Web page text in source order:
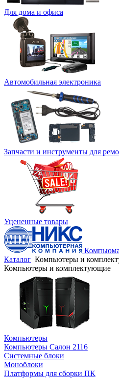
Для дома и офиса
Автомобильная электроника
Запчасти и инструменты для
Уцененные товары
Каталог Компьютеры и
Компьютеры и комплектующие
Компьютеры
Компьютеры Салон 2116
Системные блоки
Моноблоки
Платформы для сборки ПК